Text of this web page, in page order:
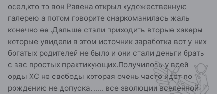
осел,кто то вон Равена открыл художественную
галерею а потом говорите снаркоманилась жаль
конечно ее .Дальше стали приходить вторые хакеры
которые увидели в этом источник заработка вот у них
богатых родителей не было и они стали деньги брать
с вас простых практикующих.Получилось у всей
орды ХС не свободы которая очень часто идет по
рождению не допуска....... все эволюции вселенной